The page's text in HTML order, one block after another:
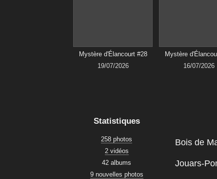
Mystère d'Élancourt #28
19/07/2026
Mystère
16/07/2026
Statistiques
258 photos
2 vidéos
42 albums
9 nouvelles photos
Bois de
Jouars-